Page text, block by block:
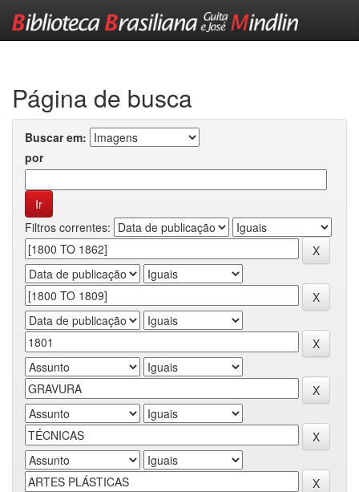
Página de busca
Buscar em:
por
Filtros correntes: